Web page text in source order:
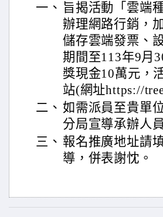
一、 旨揭活動「雲端
辦理網路行銷，
儲存雲端發票、
期間至113年9月
獎現金10萬元，
站(網址https://
二、 如需派員至貴單
分局宣導承辦人
三、 報名推廣地址請
導，併表謝忱。